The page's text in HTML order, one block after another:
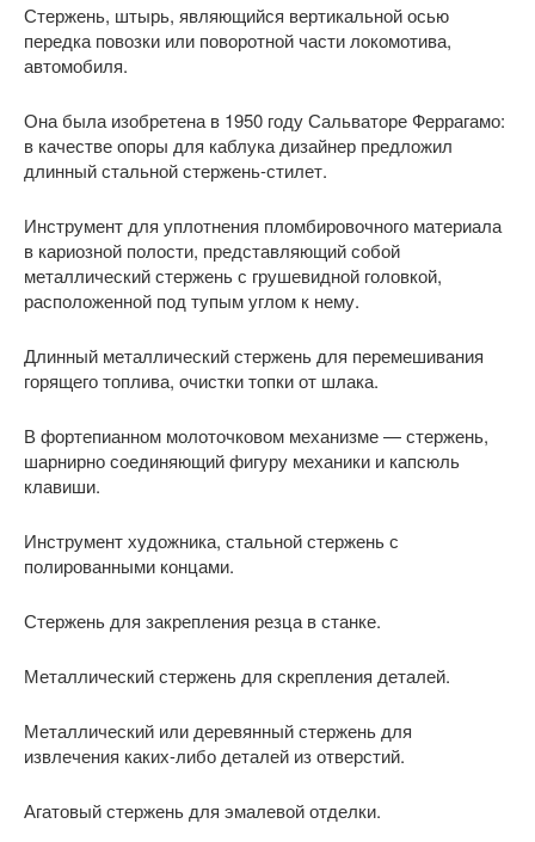
Стержень, штырь, являющийся вертикальной осью
передка повозки или поворотной части локомотива,
автомобиля.
Она была изобретена в 1950 году Сальваторе Феррагамо:
в качестве опоры для каблука дизайнер предложил
длинный стальной стержень-стилет.
Инструмент для уплотнения пломбировочного материала
в кариозной полости, представляющий собой
металлический стержень с грушевидной головкой,
расположенной под тупым углом к нему.
Длинный металлический стержень для перемешивания
горящего топлива, очистки топки от шлака.
В фортепианном молоточковом механизме — стержень,
шарнирно соединяющий фигуру механики и капсюль
клавиши.
Инструмент художника, стальной стержень с
полированными концами.
Стержень для закрепления резца в станке.
Металлический стержень для скрепления деталей.
Металлический или деревянный стержень для
извлечения каких-либо деталей из отверстий.
Агатовый стержень для эмалевой отделки.